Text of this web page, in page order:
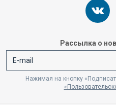
Рассылка о
Нажимая на кнопку